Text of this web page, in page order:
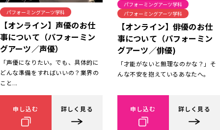
パフォーミングアーツ学科
【オンライン】声優のお仕
事について（パフォーミン
グアーツ／声優）
「声優になりたい。でも、具体的に
どんな準備をすればいいの？業界の
こと...
申し込む 詳しく見る
パフォーミングアーツ学科
パフォーミングアーツ学科
【オンライン】俳優のお仕
事について（パフォーミン
グアーツ／俳優)
「才能がないと無理なのかな？」そ
んな不安を抱えているあなたへ。
申し込む 詳しく見る